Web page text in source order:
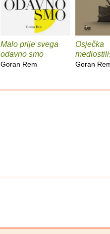
Malo prije svega
odavno smo
Goran Rem
Osječka
Goran